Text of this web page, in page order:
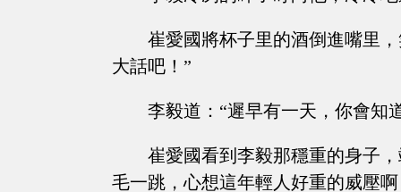
崔愛國將杯子里的酒倒進嘴里
大話吧！”
李毅道：“遲早有一天，你會知
崔愛國看到李毅那穩重的身子
毛一跳，心想這年輕人好重的威壓